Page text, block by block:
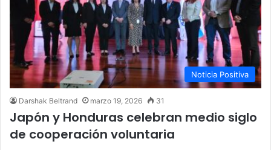
Noticia Positiva
Darshak Beltrand marzo 19, 2026 31
Japón y Honduras celebran medio siglo
de cooperación voluntaria